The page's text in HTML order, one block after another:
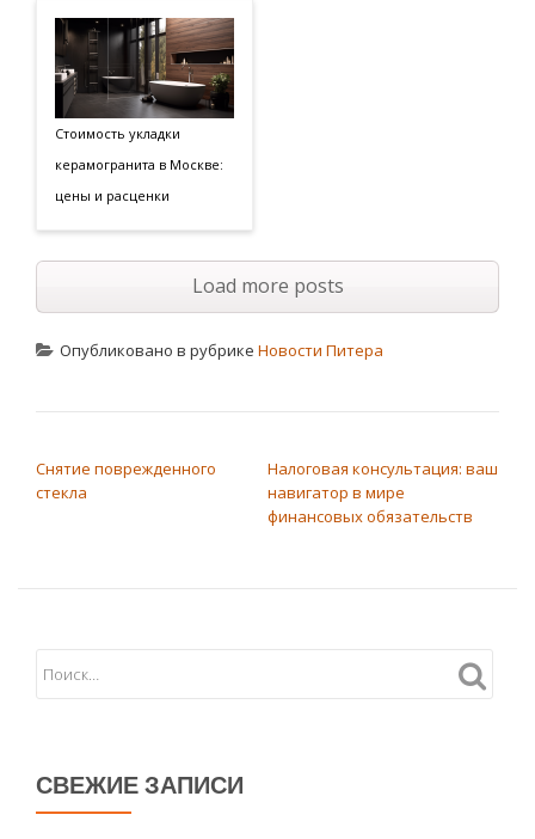
Стоимость укладки
керамогранита в Москве:
цены и расценки
Load more posts
Опубликовано в рубрике Новости Питера
Снятие поврежденного
стекла
Налоговая консультация: ваш
навигатор в мире
финансовых обязательств
СВЕЖИЕ ЗАПИСИ